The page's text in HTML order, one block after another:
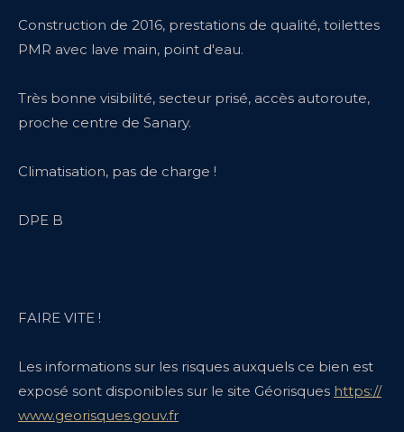
Construction de 2016, prestations de qualité, toilettes
PMR avec lave main, point d'eau.
Très bonne visibilité, secteur prisé, accès autoroute,
proche centre de Sanary.
Climatisation, pas de charge !
DPE B
FAIRE VITE !
Les informations sur les risques auxquels ce bien est
exposé sont disponibles sur le site Géorisques https://
www.georisques.gouv.fr